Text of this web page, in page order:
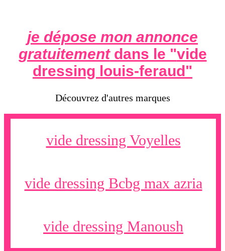
je dépose mon annonce
gratuitementdans le "vide
dressing louis-feraud "
Découvrez d'autres marques
vide dressing Voyelles
vide dressing Bcbg max azria
vide dressing Manoush